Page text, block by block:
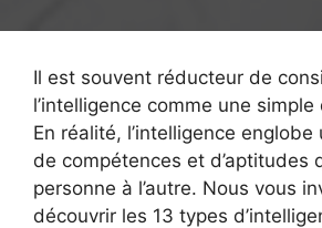
Il est souvent réducteur de
l’intelligence comme une
En réalité, l’intelligence
de compétences et d’aptitudes
personne à l’autre. Nous vous
découvrir les 13 types